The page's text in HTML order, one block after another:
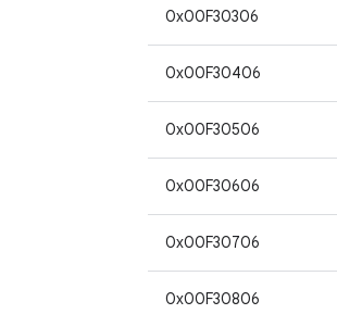
0x00F30306
0x00F30406
0x00F30506
0x00F30606
0x00F30706
0x00F30806